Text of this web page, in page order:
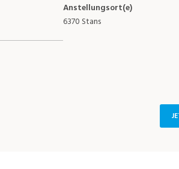
Anstellungsort(e)
6370 Stans